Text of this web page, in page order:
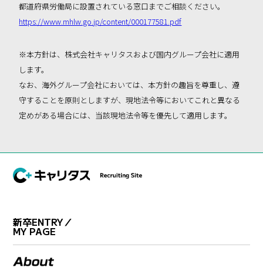
都道府県労働局に設置されている窓口までご相談ください。
https://www.mhlw.go.jp/content/000177581.pdf
※本方針は、株式会社キャリタスおよび国内グループ会社に適用
します。
なお、海外グループ会社においては、本方針の趣旨を尊重し、遵
守することを原則としますが、現地法令等においてこれと異なる
定めがある場合には、当該現地法令等を優先して適用します。
新卒ENTRY／
MY PAGE